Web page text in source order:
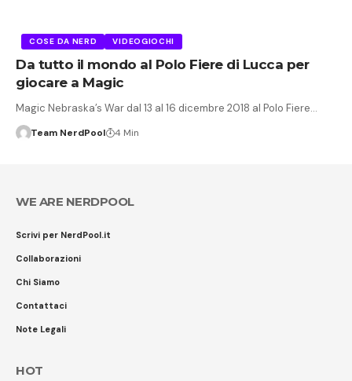
COSE DA NERD VIDEOGIOCHI
Da tutto il mondo al Polo Fiere di Lucca per
giocare a Magic
Magic Nebraska’s War dal 13 al 16 dicembre 2018 al Polo Fiere…
Team NerdPool 4 Min
WE ARE NERDPOOL
Scrivi per NerdPool.it
Collaborazioni
Chi Siamo
Contattaci
Note Legali
HOT